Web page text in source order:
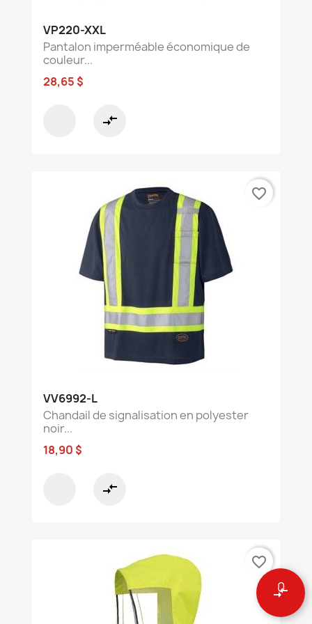
0
compare_arrows
VP220-XXL
Pantalon imperméable économique de
couleur...
28,65 $
compare_arrows
VV6992-L
Chandail de signalisation en polyester
noir...
18,90 $
compare_arrows
favorite_border
favorite_border